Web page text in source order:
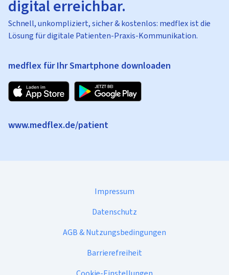
digital erreichbar.
Schnell, unkompliziert, sicher & kostenlos: medflex ist die
Lösung für digitale Patienten-Praxis-Kommunikation.
medflex für Ihr Smartphone downloaden
www.medflex.de/patient
Impressum
Datenschutz
AGB & Nutzungsbedingungen
Barrierefreiheit